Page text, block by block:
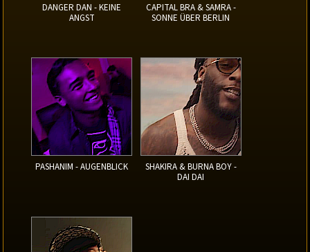
DANGER DAN - KEINE
ANGST
CAPITAL BRA & SAMRA -
SONNE ÜBER BERLIN
PASHANIM - AUGENBLICK
SHAKIRA & BURNA BOY -
DAI DAI